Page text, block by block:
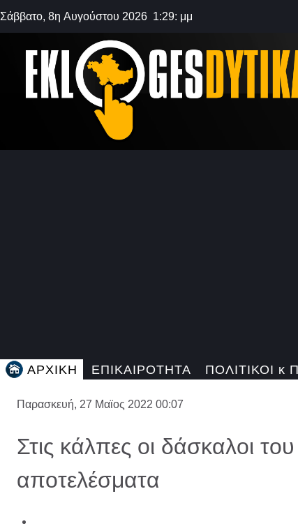
Σάββατο, 8η Αυγούστου 2026 1:29: μμ
ΑΡΧΙΚΗ ΕΠΙΚΑΙΡΟΤΗΤΑ ΠΟΛΙΤΙΚΟΙ κ
Παρασκευή, 27 Μαϊος 2022 00:07
Στις κάλπες οι δάσκαλοι
αποτελέσματα